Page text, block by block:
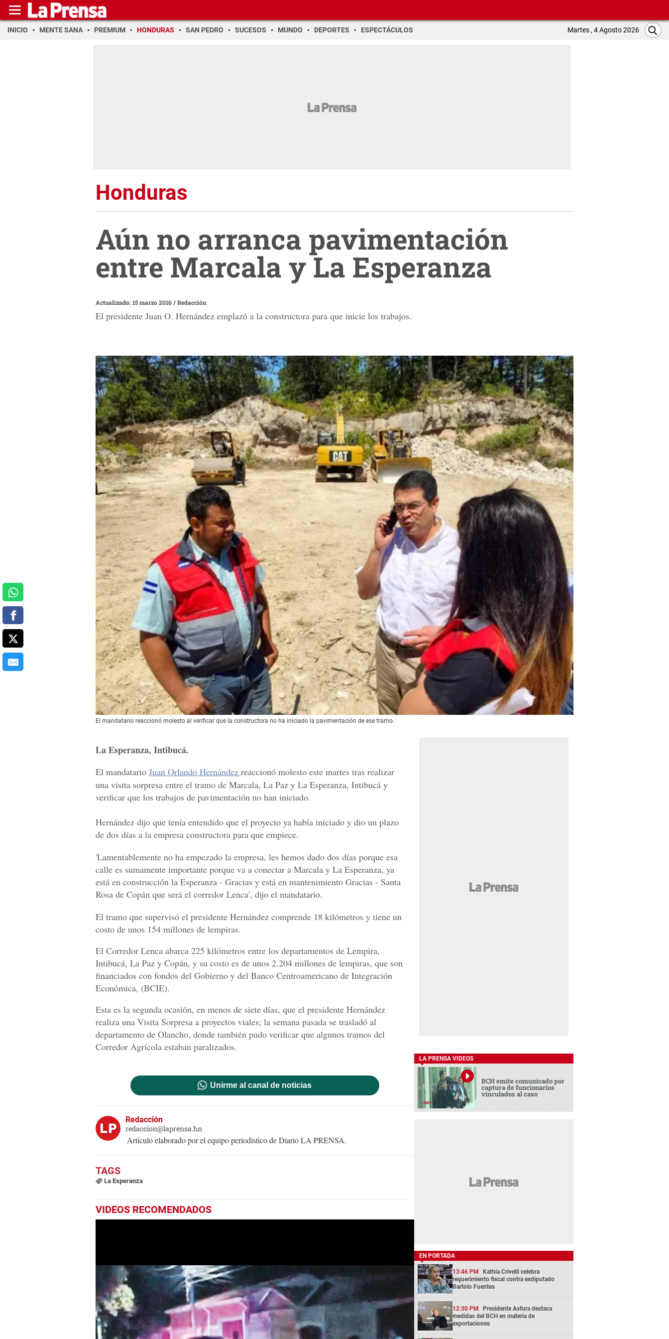
INICIO MENTE SANA PREMIUM HONDURAS SAN PEDRO SUCESOS MUNDO DEPORTES ESPECTÁCULOS Martes , 4 Agosto 2026
Honduras
Aún no arranca pavimentación
entre Marcala y La Esperanza
Actualizado: 15 marzo 2016/Redacción
El presidente Juan O. Hernández emplazó a la constructora para que inicie los trabajos.
El mandatario reaccionó molesto al verificar que la constructora no ha iniciado la pavimentación de ese tramo.
La Esperanza, Intibucá.
El mandatario Juan Orlando Hernández reaccionó molesto este martes tras realizar
una visita sorpresa entre el tramo de Marcala, La Paz y La Esperanza, Intibucá y
verificar que los trabajos de pavimentación no han iniciado.
Hernández dijo que tenía entendido que el proyecto ya había iniciado y dio un plazo
de dos días a la empresa constructora para que empiece.
'Lamentablemente no ha empezado la empresa, les hemos dado dos días porque esa
calle es sumamente importante porque va a conectar a Marcala y La Esperanza, ya
está en construcción la Esperanza - Gracias y está en mantenimiento Gracias - Santa
Rosa de Copán que será el corredor Lenca', dijo el mandatario.
El tramo que supervisó el presidente Hernández comprende 18 kilómetros y tiene un
costo de unos 154 millones de lempiras.
El Corredor Lenca abarca 225 kilómetros entre los departamentos de Lempira,
Intibucá, La Paz y Copán, y su costo es de unos 2.204 millones de lempiras, que son
financiados con fondos del Gobierno y del Banco Centroamericano de Integración
Económica, (BCIE).
Esta es la segunda ocasión, en menos de siete días, que el presidente Hernández
realiza una Visita Sorpresa a proyectos viales; la semana pasada se trasladó al
departamento de Olancho, donde también pudo verificar que algunos tramos del
Corredor Agrícola estaban paralizados.
Unirme al canal de noticias
Redacción
redaccion@laprensa.hn
Artículo elaborado por el equipo periodístico de Diario LA PRENSA.
La Esperanza
VIDEOS RECOMENDADOS
LA PRENSA VIDEOS
BCH emite comunicado por
captura de funcionarios
vinculados al caso
EN PORTADA
13:46 PM Kathia Crivelli celebra
requerimiento fiscal contra exdiputado
Bartolo Fuentes
12:30 PM Presidente Asfura destaca
medidas del BCH en materia de
exportaciones